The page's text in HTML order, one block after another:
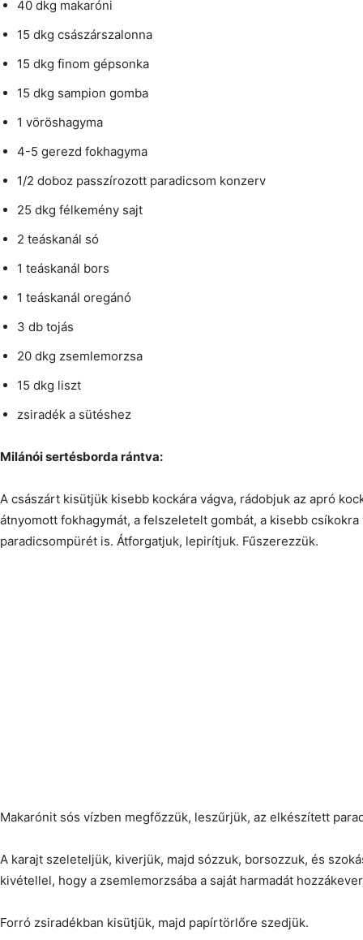
40 dkg makaróni
15 dkg császárszalonna
15 dkg finom gépsonka
15 dkg sampion gomba
1 vöröshagyma
4-5 gerezd fokhagyma
1/2 doboz passzírozott paradicsom konzerv
25 dkg félkemény sajt
2 teáskanál só
1 teáskanál bors
1 teáskanál oregánó
3 db tojás
20 dkg zsemlemorzsa
15 dkg liszt
zsiradék a sütéshez
Milánói sertésborda rántva:
A császárt kisütjük kisebb kockára vágva, rádobjuk az apró
átnyomott fokhagymát, a felszeletelt gombát, a kisebb
paradicsompürét is. Átforgatjuk, lepirítjuk. Fűszerezzük.
Makarónit sós vízben megfőzzük, leszűrjük, az elkészített
A karajt szeleteljük, kiverjük, majd sózzuk, borsozzuk, és
kivétellel, hogy a zsemlemorzsába a saját harmadát
Forró zsiradékban kisütjük, majd papírtörlőre szedjük.